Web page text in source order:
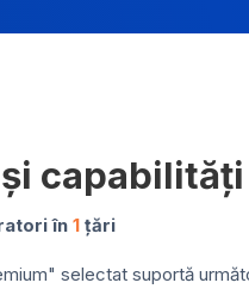
capabilități
în 1 țări
selectat suportă